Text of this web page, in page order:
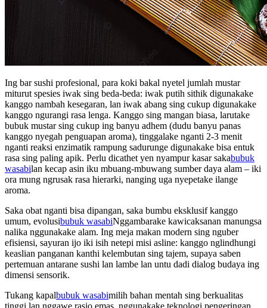
Ing bar sushi profesional, para koki bakal nyetel jumlah mustar
miturut spesies iwak sing beda-beda: iwak putih sithik digunakake
kanggo nambah kesegaran, lan iwak abang sing cukup digunakake
kanggo ngurangi rasa lenga. Kanggo sing mangan biasa, larutake
bubuk mustar sing cukup ing banyu adhem (dudu banyu panas
kanggo nyegah penguapan aroma), tinggalake nganti 2-3 menit
nganti reaksi enzimatik rampung sadurunge digunakake bisa entuk
rasa sing paling apik. Perlu dicathet yen nyampur kasar sakabubuk
wasabilan kecap asin iku mbuang-mbuwang sumber daya alam – iki
ora mung ngrusak rasa hierarki, nanging uga nyepetake ilange
aroma.
Saka obat nganti bisa dipangan, saka bumbu eksklusif kanggo
umum, evolusibubuk wasabiNggambarake kawicaksanan manungsa
nalika nggunakake alam. Ing meja makan modern sing nguber
efisiensi, sayuran ijo iki isih netepi misi asline: kanggo nglindhungi
keaslian panganan kanthi kelembutan sing tajem, supaya saben
pertemuan antarane sushi lan lambe lan untu dadi dialog budaya ing
dimensi sensorik.
Tukang kapalbubuk wasabimilih bahan mentah sing berkualitas
tinggi lan nggawe rasio emas, nggunakake teknologi pengeringan